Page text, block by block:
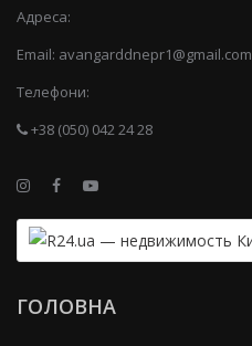
Адреса:
Email: avangarddnepr1@gmail.com
Телефони:
+38 (050) 042 24 28
ГОЛОВНА